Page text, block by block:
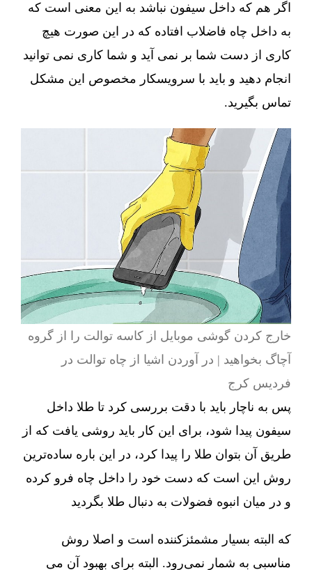
اگر هم که داخل سیفون نباشد به این معنی است که
به داخل چاه فاضلاب افتاده که در این صورت هیچ
کاری از دست شما بر نمی آید و شما کاری نمی توانید
انجام دهید و باید با سرویسکار مخصوص این مشکل
تماس بگیرید.
خارج کردن گوشی موبایل از کاسه توالت را از گروه
آچاگ بخواهید | در آوردن اشیا از چاه توالت در
فردیس کرج
پس به ناچار باید با دقت بررسی کرد تا طلا داخل
سیفون پیدا شود، برای این کار باید روشی یافت که از
طریق آن بتوان طلا را پیدا کرد، در این باره ساده‌ترین
روش این است که دست خود را داخل چاه فرو کرده
و در میان انبوه فضولات به دنبال طلا بگردید
که البته بسیار مشمئزکننده است و اصلا روش
مناسبی به شمار نمی‌رود. البته برای بهبود آن می